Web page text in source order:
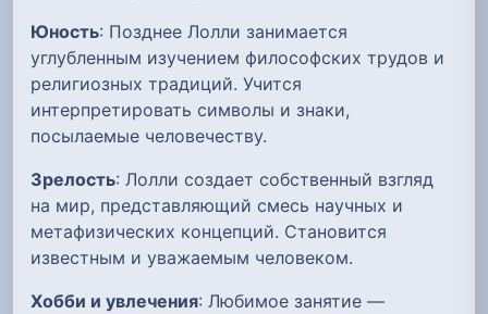
Юность: Позднее Лолли занимается
углубленным изучением философских трудов и
религиозных традиций. Учится
интерпретировать символы и знаки,
посылаемые человечеству.
Зрелость: Лолли создает собственный взгляд
на мир, представляющий смесь научных и
метафизических концепций. Становится
известным и уважаемым человеком.
Хобби и увлечения: Любимое занятие —